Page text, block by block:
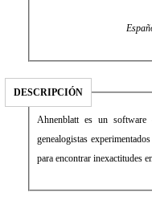
DESCRIPCIÓN
Ahnenblatt es un software
genealogistas
para encontrar inexactitudes